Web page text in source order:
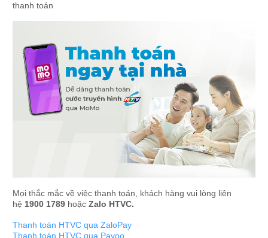
thanh toán
Mọi thắc mắc về việc thanh toán, khách hàng vui lòng liên
hệ 1900 1789 hoặc Zalo HTVC.
Thanh toán HTVC qua ZaloPay
Thanh toán HTVC qua Payoo